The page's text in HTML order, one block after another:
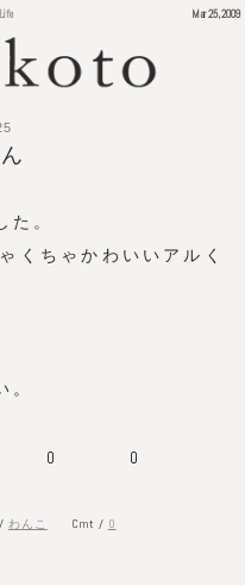
Mar 25, 2009
た。
くちゃかわいいアルく
。
0 0
わんこ Cmt / 0